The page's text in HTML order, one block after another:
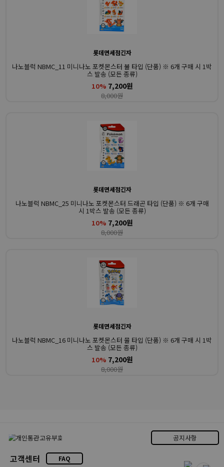
롯데면세점긴자
나노블럭 NBMC_11 미니나노 포켓몬스터 불 타입 (단품) ※ 6개 구매 시 1박
스 발송 (모든 종류)
10% 7,200원
8,000원
롯데면세점긴자
나노블럭 NBMC_25 미니나노 포켓몬스터 드래곤 타입 (단품) ※ 6개 구매
시 1박스 발송 (모든 종류)
10% 7,200원
8,000원
롯데면세점긴자
나노블럭 NBMC_16 미니나노 포켓몬스터 물 타입 (단품) ※ 6개 구매 시 1박
스 발송 (모든 종류)
10% 7,200원
8,000원
공지사항
고객센터 FAQ